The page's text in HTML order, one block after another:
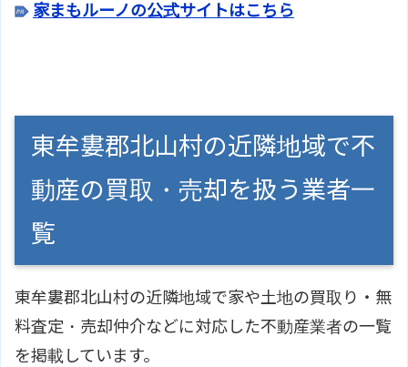
家まもルーノの公式サイトはこちら
東牟婁郡北山村の近隣地域で不
動産の買取・売却を扱う業者一
覧
東牟婁郡北山村の近隣地域で家や土地の買取り・無
料査定・売却仲介などに対応した不動産業者の一覧
を掲載しています。